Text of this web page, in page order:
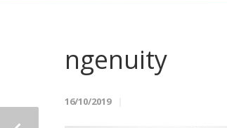
ngenuity
16/10/2019